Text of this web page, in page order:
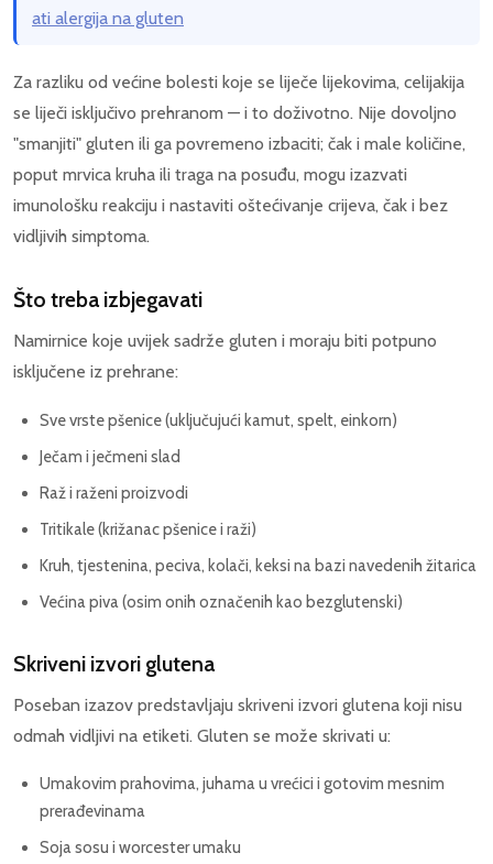
ati alergija na gluten
Za razliku od većine bolesti koje se liječe lijekovima, celijakija
se liječi isključivo prehranom — i to doživotno. Nije dovoljno
"smanjiti" gluten ili ga povremeno izbaciti; čak i male količine,
poput mrvica kruha ili traga na posuđu, mogu izazvati
imunološku reakciju i nastaviti oštećivanje crijeva, čak i bez
vidljivih simptoma.
Što treba izbjegavati
Namirnice koje uvijek sadrže gluten i moraju biti potpuno
isključene iz prehrane:
Sve vrste pšenice (uključujući kamut, spelt, einkorn)
Ječam i ječmeni slad
Raž i raženi proizvodi
Tritikale (križanac pšenice i raži)
Kruh, tjestenina, peciva, kolači, keksi na bazi navedenih žitarica
Većina piva (osim onih označenih kao bezglutenski)
Skriveni izvori glutena
Poseban izazov predstavljaju skriveni izvori glutena koji nisu
odmah vidljivi na etiketi. Gluten se može skrivati u:
Umakovim prahovima, juhama u vrećici i gotovim mesnim
prerađevinama
Soja sosu i worcester umaku